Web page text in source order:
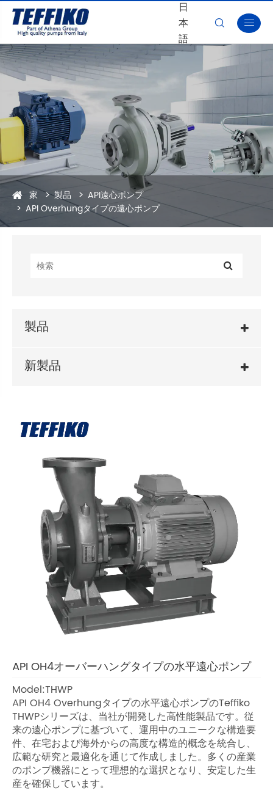
日
本
語
 
家 製品
API遠心ポンプ
API Overhungタイプの遠心ポンプ
製品
新製品
API OH4オーバーハングタイプの水平遠心ポンプ
Model:THWP
API OH4 Overhungタイプの水平遠心ポンプのTeffiko
THWPシリーズは、当社が開発した高性能製品です。従
来の遠心ポンプに基づいて、運用中のユニークな構造要
件、在宅および海外からの高度な構造的概念を統合し、
広範な研究と最適化を通じて作成しました。多くの産業
のポンプ機器にとって理想的な選択となり、安定した生
産を確保しています。